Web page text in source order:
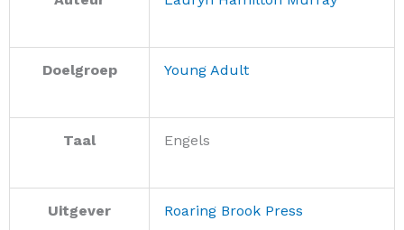
Doelgroep Young Adult
Taal Engels
Uitgever Roaring Brook Press